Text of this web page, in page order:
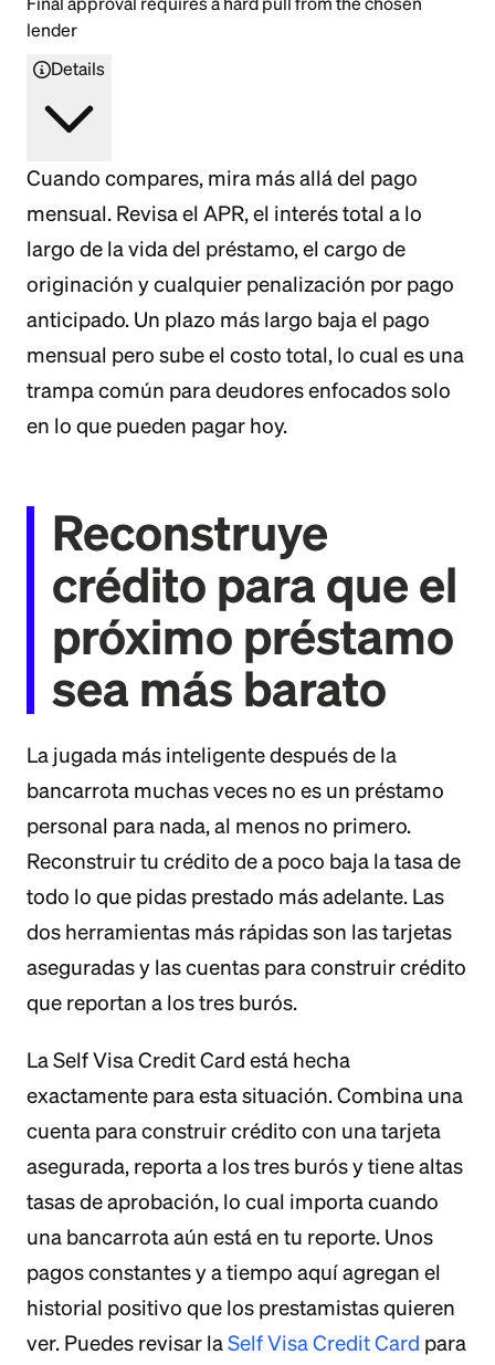
lender
Details
Cuando compares, mira más allá del pago
mensual. Revisa el APR, el interés total a lo
largo de la vida del préstamo, el cargo de
originación y cualquier penalización por pago
anticipado. Un plazo más largo baja el pago
mensual pero sube el costo total, lo cual es una
trampa común para deudores enfocados solo
en lo que pueden pagar hoy.
Reconstruye
crédito para que el
próximo préstamo
sea más barato
La jugada más inteligente después de la
bancarrota muchas veces no es un préstamo
personal para nada, al menos no primero.
Reconstruir tu crédito de a poco baja la tasa de
todo lo que pidas prestado más adelante. Las
dos herramientas más rápidas son las tarjetas
aseguradas y las cuentas para construir crédito
que reportan a los tres burós.
La Self Visa Credit Card está hecha
exactamente para esta situación. Combina una
cuenta para construir crédito con una tarjeta
asegurada, reporta a los tres burós y tiene altas
tasas de aprobación, lo cual importa cuando
una bancarrota aún está en tu reporte. Unos
pagos constantes y a tiempo aquí agregan el
historial positivo que los prestamistas quieren
ver. Puedes revisar laSelf Visa Credit Card para